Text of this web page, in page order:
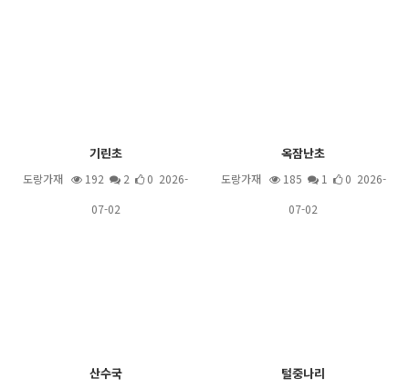
기린초
도랑가재 192 2
0 2026-
07-02
옥잠난초
도랑가재 185 1
0 2026-
07-02
산수국 털중나리